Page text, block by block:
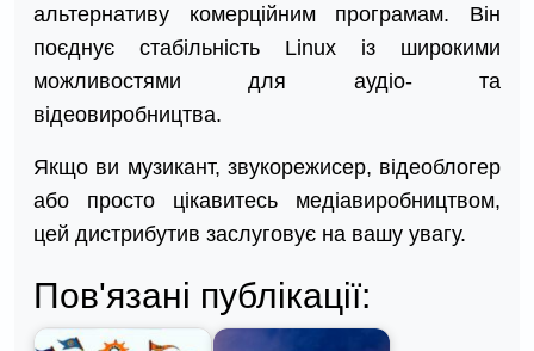
альтернативу комерційним програмам. Він
поєднує стабільність Linux із широкими
можливостями для аудіо- та
відеовиробництва.
Якщо ви музикант, звукорежисер, відеоблогер
або просто цікавитесь медіавиробництвом,
цей дистрибутив заслуговує на вашу увагу.
Пов'язані публікації: